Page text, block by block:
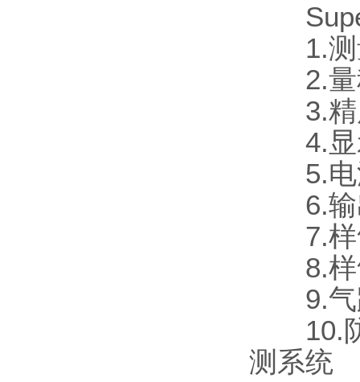
1.测
2.量
3.精
4.显
5.电
6.输
7.样
8.样气
9.气路
10.防
测系统